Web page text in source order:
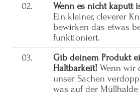
02.
Wenn es nicht kaputt
Ein kleiner, cleverer
bewirken das etwas
funktioniert.
03.
Gib deinem Produkt
Haltbarkeit! Wenn wir
unser Sachen
was auf der Müllhalde